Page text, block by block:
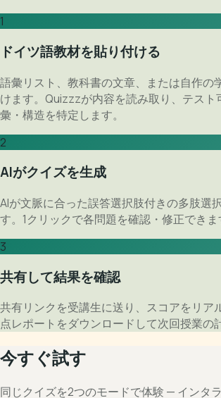
1
ドイツ語教材を貼り付ける
語彙リスト、教科書の文章、または自作の
けます。Quizzzが内容を読み取り、テスト
彙・構造を特定します。
2
AIがクイズを生成
AIが文脈に合った誤答選択肢付きの多肢選
す。1クリックで各問題を確認・修正できま
3
共有して結果を確認
共有リンクを受講生に送り、スコアをリア
点レポートをダウンロードして次回授業の
今すぐ試す
同じクイズを2つのモードで体験 — インタ